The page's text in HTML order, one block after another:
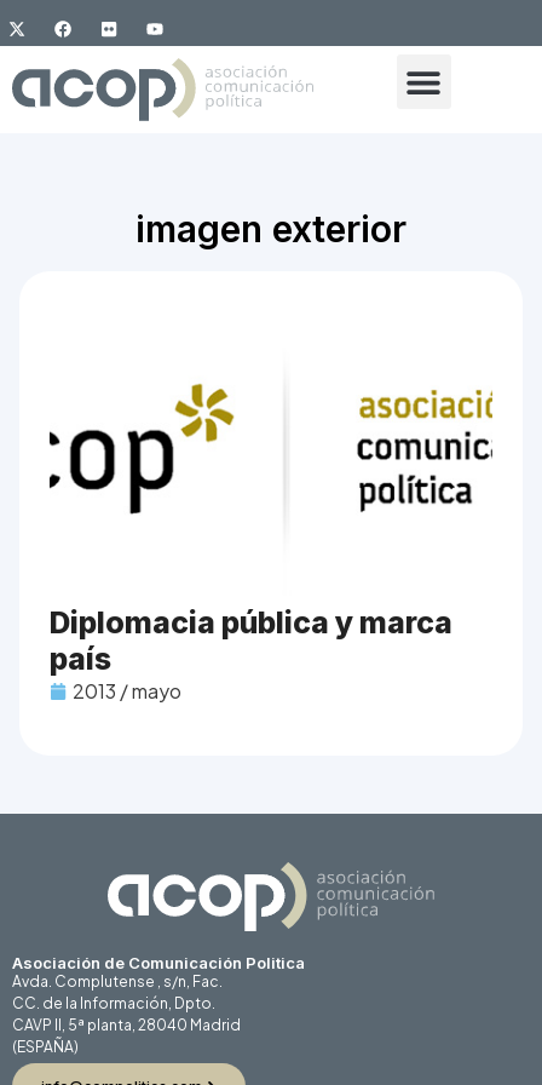
imagen exterior
Diplomacia pública y marca
país
2013 / mayo
Asociación de Comunicación Politica
Avda. Complutense , s/n, Fac.
CC. de la Información, Dpto.
CAVP II, 5ª planta, 28040 Madrid
(ESPAÑA)